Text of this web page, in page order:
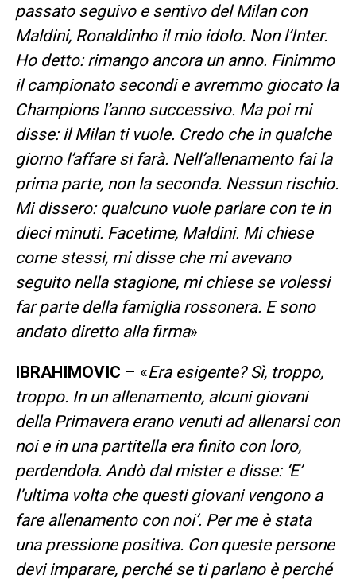
passato seguivo e sentivo del Milan con
Maldini, Ronaldinho il mio idolo. Non l’Inter.
Ho detto: rimango ancora un anno. Finimmo
il campionato secondi e avremmo giocato la
Champions l’anno successivo. Ma poi mi
disse: il Milan ti vuole. Credo che in qualche
giorno l’affare si farà. Nell’allenamento fai la
prima parte, non la seconda. Nessun rischio.
Mi dissero: qualcuno vuole parlare con te in
dieci minuti. Facetime, Maldini. Mi chiese
come stessi, mi disse che mi avevano
seguito nella stagione, mi chiese se volessi
far parte della famiglia rossonera. E sono
andato diretto alla firma»
IBRAHIMOVIC – «Era esigente? Sì, troppo,
troppo. In un allenamento, alcuni giovani
della Primavera erano venuti ad allenarsi con
noi e in una partitella era finito con loro,
perdendola. Andò dal mister e disse: ‘E’
l’ultima volta che questi giovani vengono a
fare allenamento con noi’. Per me è stata
una pressione positiva. Con queste persone
devi imparare, perché se ti parlano è perché